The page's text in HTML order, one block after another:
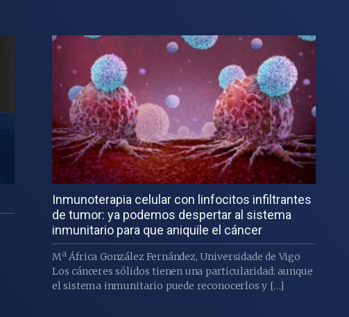
Inmunoterapia celular con linfocitos infiltrantes
de tumor: ya podemos despertar al sistema
inmunitario para que aniquile el cáncer
Mª África González Fernández, Universidade de Vigo
Los cánceres sólidos tienen una particularidad: aunque
el sistema inmunitario puede reconocerlos y […]